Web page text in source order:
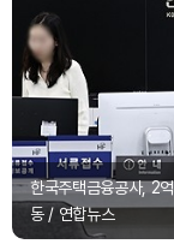
한국주택금융공사, 2
동 / 연합뉴스